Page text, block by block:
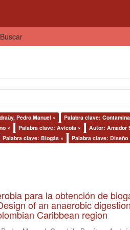
Buscar
Pedro Manuel × Palabra clave:
× Palabra clave: Avícola × Autor: Amador
Palabra clave: Biogás × Palabra clave: Diseño
para la obtención de
of an anaerobic
Caribbean region